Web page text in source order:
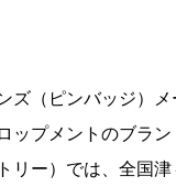
ズ（ピンバッジ）
ップメントのブラ
リー）では、全国